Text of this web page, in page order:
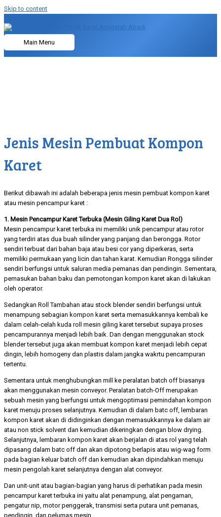
Skip to content
Main Menu
Jenis Mesin Pembuat Kompon
Karet
Berikut dibawah ini adalah beberapa jenis mesin pembuat kompon karet
atau mesin pencampur karet :
1. Mesin Pencampur Karet Terbuka (Mesin Giling Karet Dua Rol)
Mesin pencampur karet terbuka ini memiliki unik pencampur atau rotor
yang terdiri atas dua buah silinder yang panjang dan berongga. Rotor
sendiri terbuat dari bahan baja atau besi cor yang diperkeras, serta
memiliki permukaan yang licin dan tahan karat. Kemudian Rongga silinder
sendiri berfungsi untuk saluran media pemanas dan pendingin. Sementara,
pemasukan bahan baku dan pemotongan kompon karet akan di lakukan
oleh operator.
Sedangkan Roll Tambahan atau stock blender sendiri berfungsi untuk
menampung sebagian kompon karet serta memasukkannya kembali ke
dalam celah-celah kuda roll mesin giling karet tersebut supaya proses
pencampurannya menjadi lebih baik. Dan dengan menggunakan stock
blender tersebut juga akan membuat kompon karet menjadi lebih cepat
dingin, lebih homogeny dan plastis dalam jangka wakrtu pencampuran
tertentu.
Sementara untuk menghubungkan mill ke peralatan batch off biasanya
akan menggunakan mesin conveyor. Peralatan batch-Off merupakan
sebuah mesin yang berfungsi untuk mengoptimasi pemindahan kompon
karet menuju proses selanjutnya. Kemudian di dalam batc off, lembaran
kompon karet akan di didinginkan dengan memasukkannya ke dalam air
atau non stick solvent dan kemudian dikeringkan dengan blow drying.
Selanjutnya, lembaran kompon karet akan berjalan di atas rol yang telah
dipasang dalam batc off dan akan dipotong berlapis atau wig-wag form
pada bagian keluar batch off dan kemudian akan dipindahkan menuju
mesin pengolah karet selanjutnya dengan alat conveyor.
Dan unit-unit atau bagian-bagian yang harus di perhatikan pada mesin
pencampur karet terbuka ini yaitu alat penampung, alat pengaman,
pengatur nip, motor penggerak, transmisi serta putara unit pemanas,
pendingin, dan pelumas mesin.